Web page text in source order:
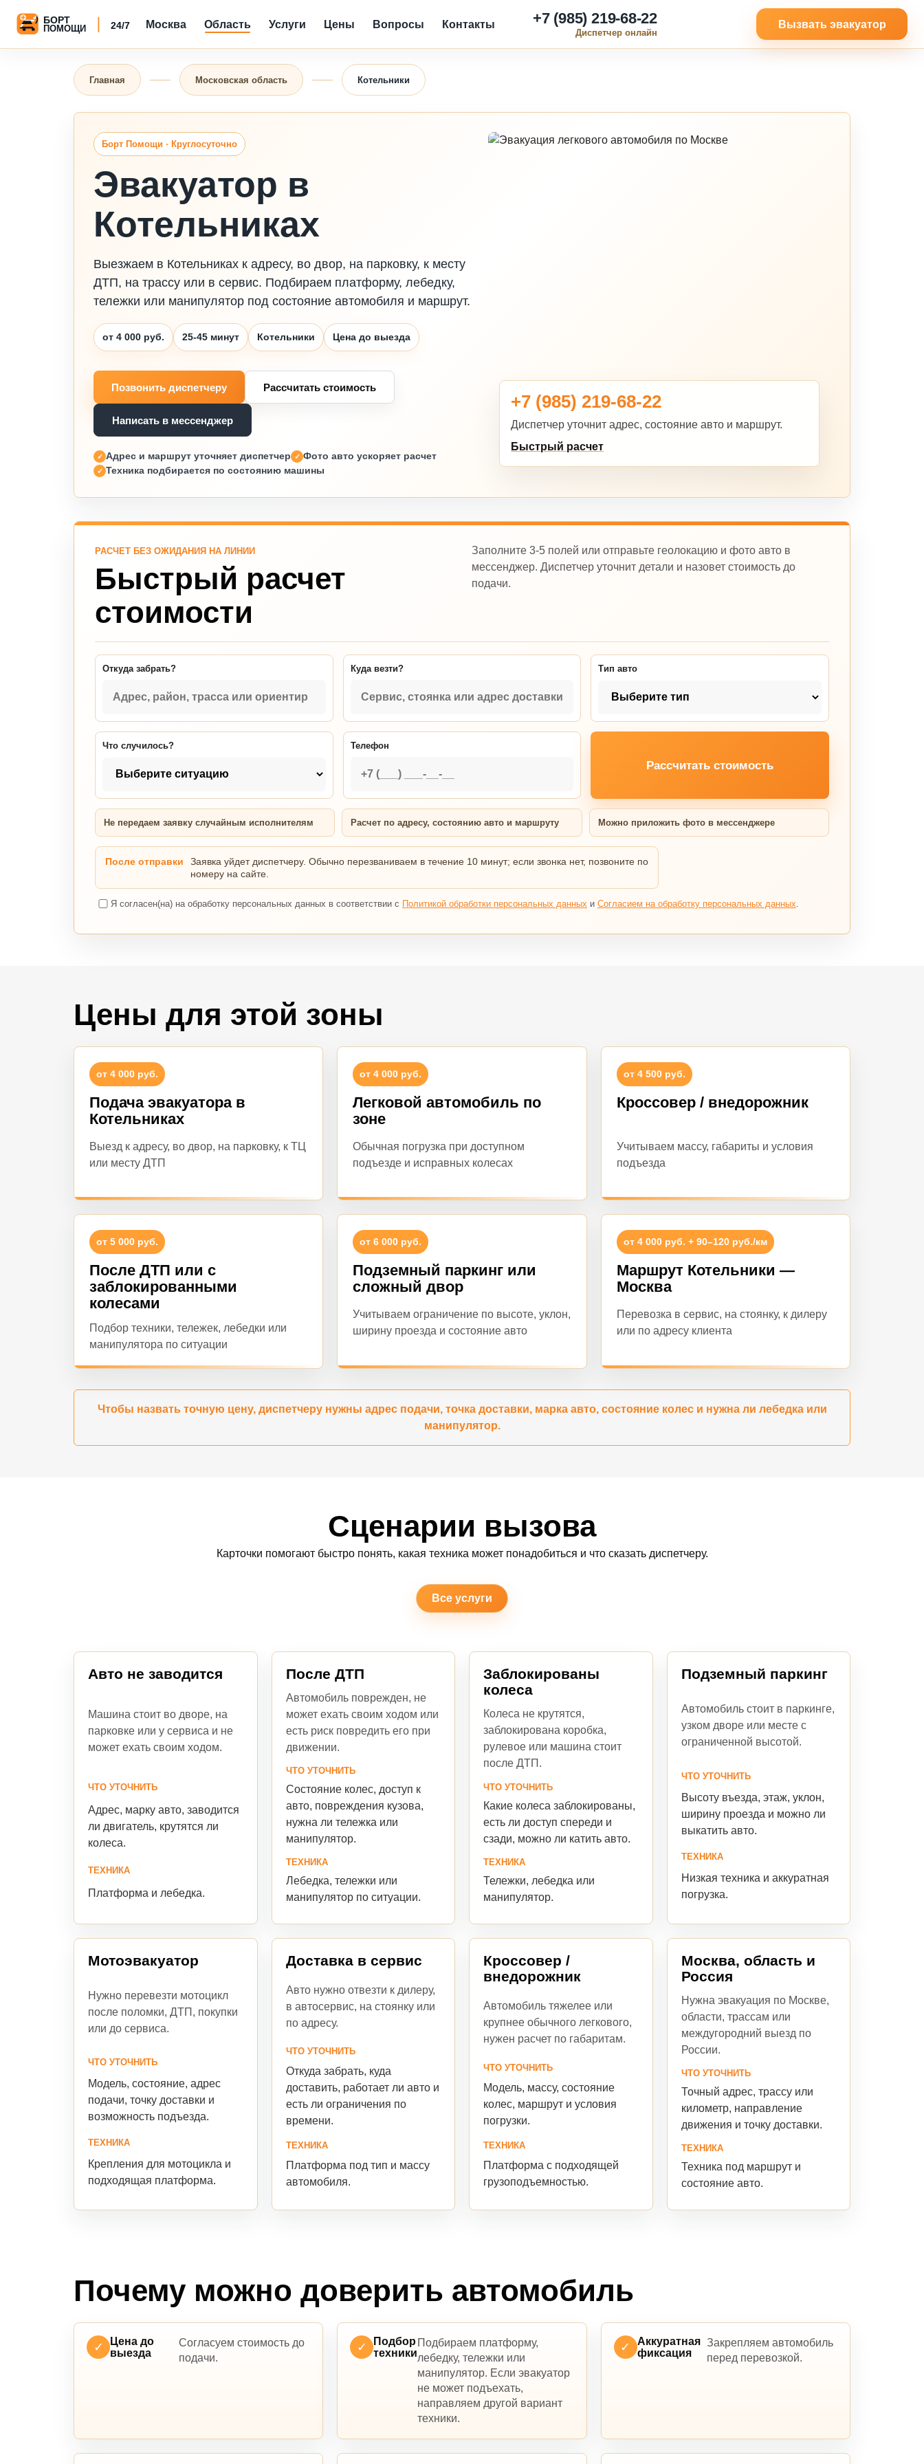
Москва Область Услуги Цены Вопросы Контакты +7 (985) 219-68-22
Диспетчер онлайн
Вызвать эвакуатор
Главная Московская область Котельники
Борт Помощи · Круглосуточно
Эвакуатор в
Котельниках
Выезжаем в Котельниках к адресу, во двор, на парковку, к месту
ДТП, на трассу или в сервис. Подбираем платформу, лебедку,
тележки или манипулятор под состояние автомобиля и маршрут.
от 4 000 руб. 25-45 минут Котельники Цена до выезда
Позвонить диспетчеру Рассчитать стоимость
Написать в мессенджер
Адрес и маршрут уточняет диспетчер
Фото авто ускоряет расчет
Техника подбирается по состоянию машины
+7 (985) 219-68-22
Диспетчер уточнит адрес, состояние авто и маршрут.
Быстрый расчет
РАСЧЕТ БЕЗ ОЖИДАНИЯ НА ЛИНИИ
Быстрый расчет
стоимости
Заполните 3-5 полей или отправьте геолокацию и фото авто в
мессенджер. Диспетчер уточнит детали и назовет стоимость до
подачи.
Откуда забрать? Куда везти? Тип авто
Что случилось? Телефон
Рассчитать стоимость
Не передаем заявку случайным исполнителям Расчет по адресу, состоянию авто и маршруту Можно приложить фото в мессенджере
После отправки
Заявка уйдет диспетчеру. Обычно перезваниваем в течение 10 минут; если звонка нет, позвоните по
номеру на сайте.
Я согласен(на) на обработку персональных данных в соответствии с Политикой обработки персональных данных и Согласием на обработку персональных данных.
Цены для этой зоны
от 4 000 руб.
Подача эвакуатора в
Котельниках
Выезд к адресу, во двор, на парковку, к ТЦ
или месту ДТП
от 4 000 руб.
Легковой автомобиль по
зоне
Обычная погрузка при доступном
подъезде и исправных колесах
от 4 500 руб.
Кроссовер / внедорожник
Учитываем массу, габариты и условия
подъезда
от 5 000 руб.
После ДТП или с
заблокированными
колесами
Подбор техники, тележек, лебедки или
манипулятора по ситуации
от 6 000 руб.
Подземный паркинг или
сложный двор
Учитываем ограничение по высоте, уклон,
ширину проезда и состояние авто
от 4 000 руб. + 90–120 руб./км
Маршрут Котельники —
Москва
Перевозка в сервис, на стоянку, к дилеру
или по адресу клиента
Чтобы назвать точную цену, диспетчеру нужны адрес подачи, точка доставки, марка авто, состояние колес и нужна ли лебедка или
манипулятор.
Сценарии вызова
Карточки помогают быстро понять, какая техника может понадобиться и что сказать диспетчеру.
Все услуги
Авто не заводится
Машина стоит во дворе, на
парковке или у сервиса и не
может ехать своим ходом.
ЧТО УТОЧНИТЬ
Адрес, марку авто, заводится
ли двигатель, крутятся ли
колеса.
ТЕХНИКА
Платформа и лебедка.
После ДТП
Автомобиль поврежден, не
может ехать своим ходом или
есть риск повредить его при
движении.
ЧТО УТОЧНИТЬ
Состояние колес, доступ к
авто, повреждения кузова,
нужна ли тележка или
манипулятор.
ТЕХНИКА
Лебедка, тележки или
манипулятор по ситуации.
Заблокированы
колеса
Колеса не крутятся,
заблокирована коробка,
рулевое или машина стоит
после ДТП.
ЧТО УТОЧНИТЬ
Какие колеса заблокированы,
есть ли доступ спереди и
сзади, можно ли катить авто.
ТЕХНИКА
Тележки, лебедка или
манипулятор.
Подземный паркинг
Автомобиль стоит в паркинге,
узком дворе или месте с
ограниченной высотой.
ЧТО УТОЧНИТЬ
Высоту въезда, этаж, уклон,
ширину проезда и можно ли
выкатить авто.
ТЕХНИКА
Низкая техника и аккуратная
погрузка.
Мотоэвакуатор
Нужно перевезти мотоцикл
после поломки, ДТП, покупки
или до сервиса.
ЧТО УТОЧНИТЬ
Модель, состояние, адрес
подачи, точку доставки и
возможность подъезда.
ТЕХНИКА
Крепления для мотоцикла и
подходящая платформа.
Доставка в сервис
Авто нужно отвезти к дилеру,
в автосервис, на стоянку или
по адресу.
ЧТО УТОЧНИТЬ
Откуда забрать, куда
доставить, работает ли авто и
есть ли ограничения по
времени.
ТЕХНИКА
Платформа под тип и массу
автомобиля.
Кроссовер /
внедорожник
Автомобиль тяжелее или
крупнее обычного легкового,
нужен расчет по габаритам.
ЧТО УТОЧНИТЬ
Модель, массу, состояние
колес, маршрут и условия
погрузки.
ТЕХНИКА
Платформа с подходящей
грузоподъемностью.
Москва, область и
Россия
Нужна эвакуация по Москве,
области, трассам или
междугородний выезд по
России.
ЧТО УТОЧНИТЬ
Точный адрес, трассу или
километр, направление
движения и точку доставки.
ТЕХНИКА
Техника под маршрут и
состояние авто.
Почему можно доверить автомобиль
✓
Цена до
выезда
Согласуем стоимость до
подачи.
✓
Подбор
техники
Подбираем платформу,
лебедку, тележки или
манипулятор. Если эвакуатор
не может подъехать,
направляем другой вариант
техники.
✓
Аккуратная
фиксация
Закрепляем автомобиль
перед перевозкой.